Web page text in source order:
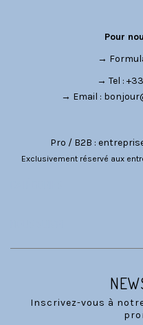
Pour
→
→ Tel :
→ Email :
Pro / B2B :
Exclusivement réservé aux
Inscrivez-vous à